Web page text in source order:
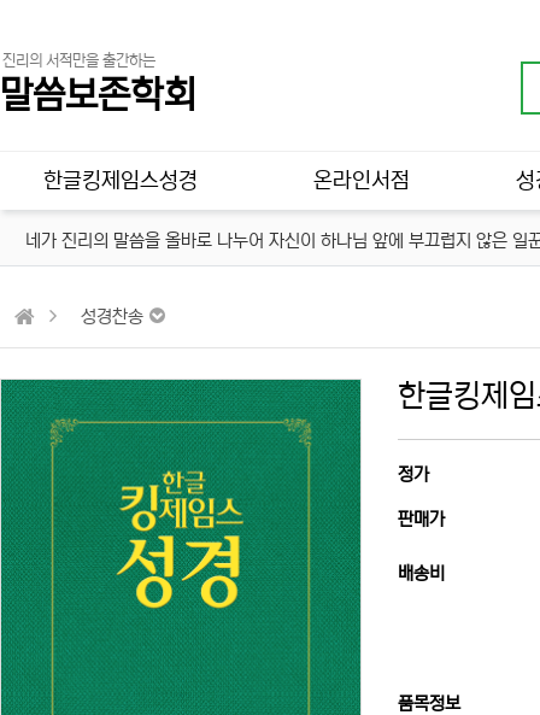
진리의 서적만을 출간하는
말씀보존학회
한글킹제임스성경 온라인서점 성
네가 진리의 말씀을 올바로 나누어 자신이 하나님 앞에 부끄럽지 않은
성경찬송
한글킹제
정가
판매가
배송비
품목정보